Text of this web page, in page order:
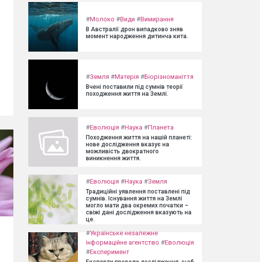
#Молоко #Види #Вимирання
В Австралії дрон випадково зняв
момент народження дитинча кита.
#Земля #Матерія #Біорізноманіття
Вчені поставили під сумнів теорії
походження життя на Землі.
#Еволюція #Наука #Планета
Походження життя на нашій планеті:
нове дослідження вказує на
можливість двократного
виникнення життя.
#Еволюція #Наука #Земля
Традиційні уявлення поставлені під
сумнів. Існування життя на Землі
могло мати два окремих початки –
свіжі дані дослідження вказують на
це.
#Українське незалежне
інформаційне агентство #Еволюція
#Експеримент